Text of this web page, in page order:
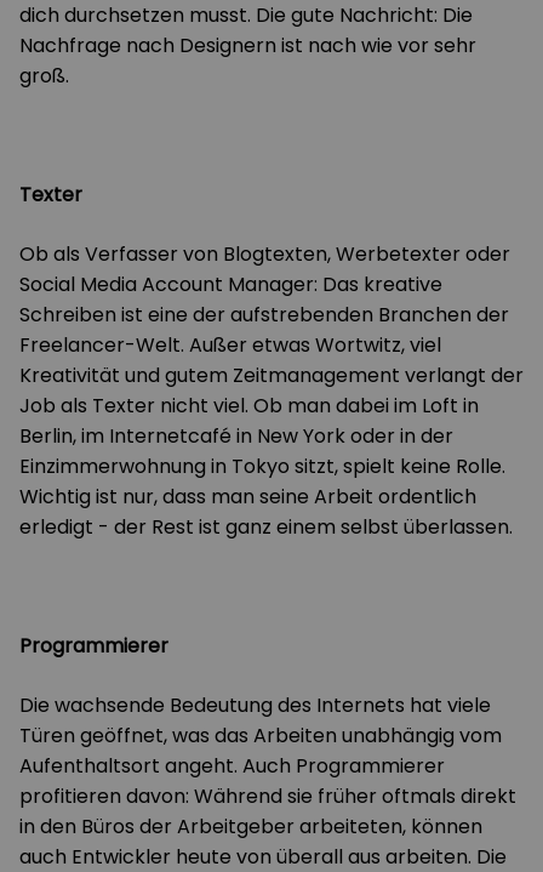
dich durchsetzen musst. Die gute Nachricht: Die
Nachfrage nach Designern ist nach wie vor sehr
groß.
Texter
Ob als Verfasser von Blogtexten, Werbetexter oder
Social Media Account Manager: Das kreative
Schreiben ist eine der aufstrebenden Branchen der
Freelancer-Welt. Außer etwas Wortwitz, viel
Kreativität und gutem Zeitmanagement verlangt der
Job als Texter nicht viel. Ob man dabei im Loft in
Berlin, im Internetcafé in New York oder in der
Einzimmerwohnung in Tokyo sitzt, spielt keine Rolle.
Wichtig ist nur, dass man seine Arbeit ordentlich
erledigt - der Rest ist ganz einem selbst überlassen.
Programmierer
Die wachsende Bedeutung des Internets hat viele
Türen geöffnet, was das Arbeiten unabhängig vom
Aufenthaltsort angeht. Auch Programmierer
profitieren davon: Während sie früher oftmals direkt
in den Büros der Arbeitgeber arbeiteten, können
auch Entwickler heute von überall aus arbeiten. Die